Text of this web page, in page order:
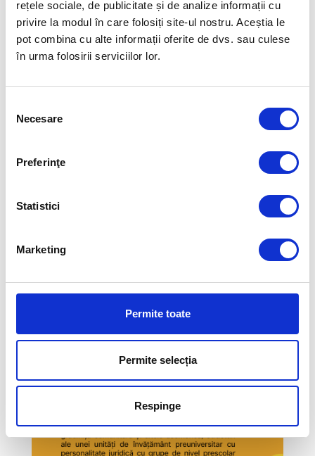
rețele sociale, de publicitate și de analize informații cu
privire la modul în care folosiți site-ul nostru. Aceștia le
pot combina cu alte informații oferite de dvs. sau culese
în urma folosirii serviciilor lor.
consimțământului
Necesare
Preferinţe
Statistici
Marketing
Permite toate
Permite selecția
Respinge